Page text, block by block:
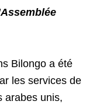
Bilongo a été
les services de
arabes unis,